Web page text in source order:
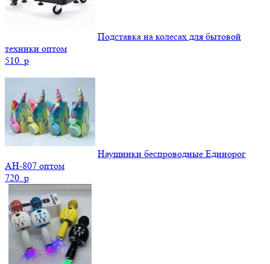
Подставка на колесах для бытовой
техники оптом
510. p
Наушники беспроводные Единорог
AH-807 оптом
720. p